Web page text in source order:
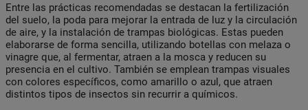
Entre las prácticas recomendadas se destacan la fertilización
del suelo, la poda para mejorar la entrada de luz y la circulación
de aire, y la instalación de trampas biológicas. Estas pueden
elaborarse de forma sencilla, utilizando botellas con melaza o
vinagre que, al fermentar, atraen a la mosca y reducen su
presencia en el cultivo. También se emplean trampas visuales
con colores específicos, como amarillo o azul, que atraen
distintos tipos de insectos sin recurrir a químicos.